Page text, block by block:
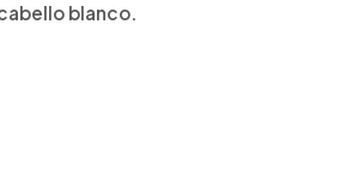
blanco.